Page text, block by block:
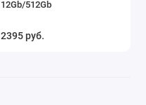
12Gb/512Gb
2395 руб.